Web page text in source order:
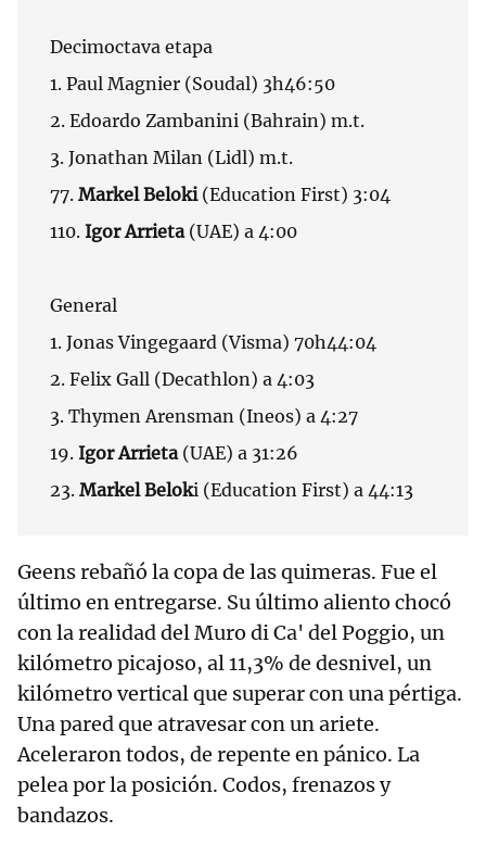
Decimoctava etapa
1. Paul Magnier (Soudal) 3h46:50
2. Edoardo Zambanini (Bahrain) m.t.
3. Jonathan Milan (Lidl) m.t.
77. Markel Beloki (Education First) 3:04
110. Igor Arrieta(UAE) a 4:00
General
1. Jonas Vingegaard (Visma) 70h44:04
2. Felix Gall (Decathlon) a 4:03
3. Thymen Arensman (Ineos) a 4:27
19. Igor Arrieta (UAE) a 31:26
23. Markel Beloki (Education First) a 44:13
Geens rebañó la copa de las quimeras. Fue el
último en entregarse. Su último aliento chocó
con la realidad del Muro di Ca' del Poggio, un
kilómetro picajoso, al 11,3% de desnivel, un
kilómetro vertical que superar con una pértiga.
Una pared que atravesar con un ariete.
Aceleraron todos, de repente en pánico. La
pelea por la posición. Codos, frenazos y
bandazos.